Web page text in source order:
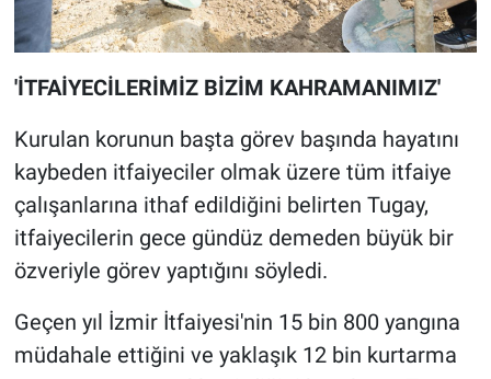
'İTFAİYECİLERİMİZ BİZİM KAHRAMANIMIZ'
Kurulan korunun başta görev başında hayatını
kaybeden itfaiyeciler olmak üzere tüm itfaiye
çalışanlarına ithaf edildiğini belirten Tugay,
itfaiyecilerin gece gündüz demeden büyük bir
özveriyle görev yaptığını söyledi.
Geçen yıl İzmir İtfaiyesi'nin 15 bin 800 yangına
müdahale ettiğini ve yaklaşık 12 bin kurtarma